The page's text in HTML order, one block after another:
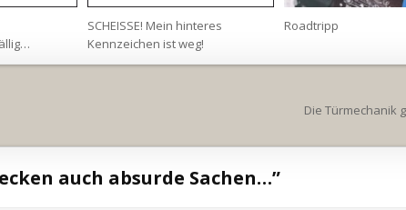
SCHEISSE! Mein hinteres
Kennzeichen ist weg!
Roadtripp
Die Türmechanik
auch absurde Sachen…”